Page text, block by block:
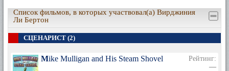
Список фильмов, в которых участвовал(а) Вирджиния
Ли Бертон
СЦЕНАРИСТ (2)
Mike Mulligan and His Steam Shovel
Рейтинг:
—